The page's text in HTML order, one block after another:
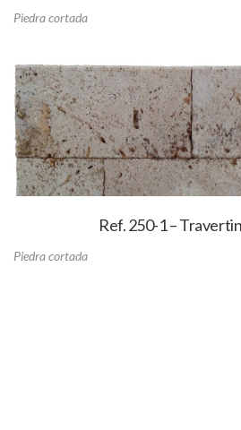
Piedra cortada
Ref. 250-1 –
Piedra cortada